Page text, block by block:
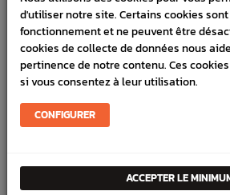
13145 Guide de courroie
niveau des poulies
WRX STI 99-19
10,00 € 
A40605
13592 Support Carter
Subaru GT 93-00 WRX
FORESTER 97-02/05-07
d'utiliser notre site. Certains cookies
fonctionnement et ne peuvent être
cookies de collecte de données nous
pertinence de notre contenu. Ces
si vous consentez à leur utilisation.
CONFIGURER
ACCEPTER LE